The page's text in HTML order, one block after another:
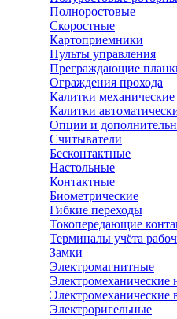
Полноростовые
Скоростные
Картоприемники
Пульты управления
Преграждающие
Ограждения прохода
Калитки механические
Калитки
Опции и
Считыватели
Бесконтактные
Настольные
Контактные
Биометрические
Гибкие переходы
Токопередающие
Терминалы учёта
Замки
Электромагнитные
Электромеханические
Электромеханические
Электроригельные